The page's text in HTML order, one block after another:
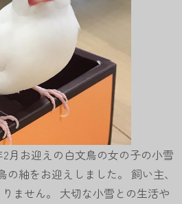
2月お迎えの白文鳥の女の子の小雪
の紬をお迎えしました。 飼い主、
ません。 大切な小雪との生活や